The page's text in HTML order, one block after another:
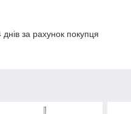
за рахунок покупця